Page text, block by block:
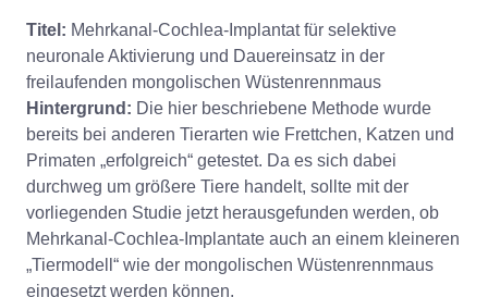
Titel: Mehrkanal-Cochlea-Implantat für selektive
neuronale Aktivierung und Dauereinsatz in der
freilaufenden mongolischen Wüstenrennmaus
Hintergrund: Die hier beschriebene Methode wurde
bereits bei anderen Tierarten wie Frettchen, Katzen und
Primaten „erfolgreich“ getestet. Da es sich dabei
durchweg um größere Tiere handelt, sollte mit der
vorliegenden Studie jetzt herausgefunden werden, ob
Mehrkanal-Cochlea-Implantate auch an einem kleineren
„Tiermodell“ wie der mongolischen Wüstenrennmaus
eingesetzt werden können.